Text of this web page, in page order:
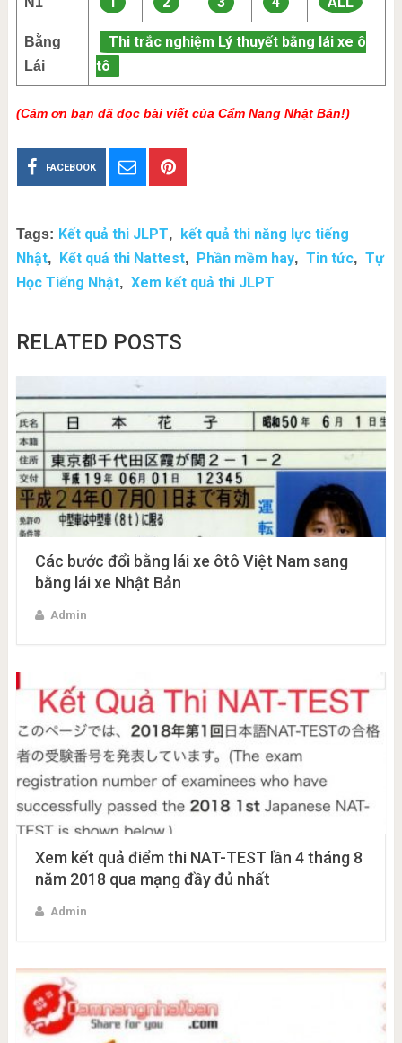
Bằng
Lái
Thi trắc nghiệm Lý thuyết bằng lái xe ô
tô
(Cảm ơn bạn đã đọc bài viết của Cẩm Nang Nhật Bản!)
FACEBOOK
Tags: Kết quả thi JLPT, kết quả thi năng lực tiếng
Nhật, Kết quả thi Nattest, Phần mềm hay, Tin tức, Tự
Học Tiếng Nhật, Xem kết quả thi JLPT
RELATED POSTS
Các bước đổi bằng lái xe ôtô Việt Nam sang
bằng lái xe Nhật Bản
Admin
Xem kết quả điểm thi NAT-TEST lần 4 tháng 8
năm 2018 qua mạng đầy đủ nhất
Admin